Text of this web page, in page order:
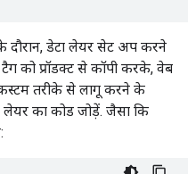
दौरान, डेटा लेयर सेट अप करने
को प्रॉडक्ट से कॉपी करके, वेब
तरीके से लागू करने के
लेयर का कोड जोड़ें. जैसा कि